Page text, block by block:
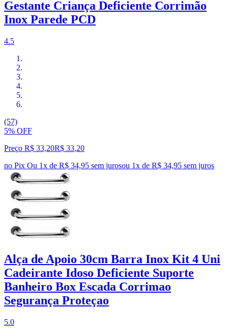
Gestante Criança Deficiente Corrimão
Inox Parede PCD
4.5
(57)
5% OFF
Preço R$ 33,20R$ 33,20
no Pix Ou 1x de R$ 34,95 sem jurosou 1x de R$ 34,95 sem juros
Alça de Apoio 30cm Barra Inox Kit 4 Uni
Cadeirante Idoso Deficiente Suporte
Banheiro Box Escada Corrimao
Segurança Proteçao
5.0